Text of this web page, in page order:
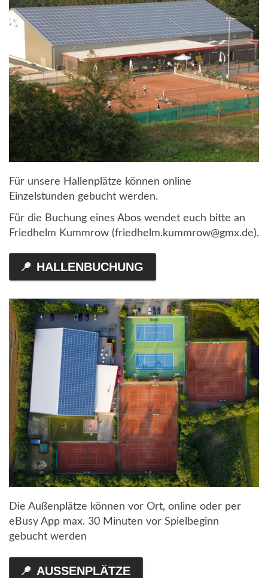
Für unsere Hallenplätze können online
Einzelstunden gebucht werden.
Für die Buchung eines Abos wendet euch bitte an
Friedhelm Kummrow (friedhelm.kummrow@gmx.de).
HALLENBUCHUNG
Die Außenplätze können vor Ort, online oder per
eBusy App max. 30 Minuten vor Spielbeginn
gebucht werden
AUSSENPLÄTZE